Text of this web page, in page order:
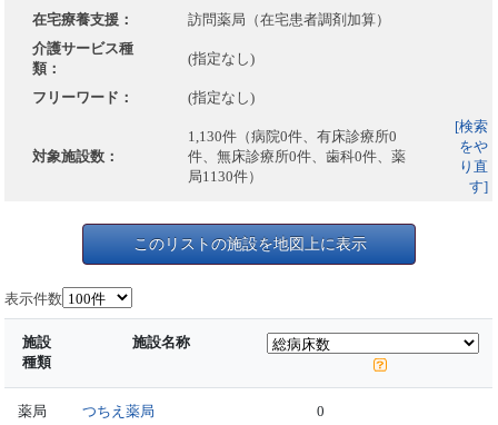
在宅療養支援：
訪問薬局（在宅患者調剤加算）
介護サービス種
類：
(指定なし)
フリーワード： (指定なし)
対象施設数：
1,130件（病院0件、有床診療所0
件、無床診療所0件、歯科0件、薬
局1130件）
[検索
をや
り直
す]
このリストの施設を地図上に表示
表示件数
施設
種類
施設名称
薬局 つちえ薬局 0